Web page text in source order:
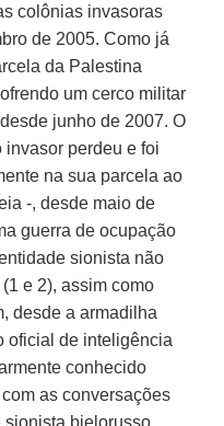
colônias invasoras
de 2005. Como já
da Palestina
um cerco militar
junho de 2007. O
invasor perdeu e foi
na sua parcela ao
-, desde maio de
guerra de ocupação
sionista não
(1 e 2), assim como
desde a armadilha
oficial de inteligência
conhecido
com as conversações
sionista bielorusso